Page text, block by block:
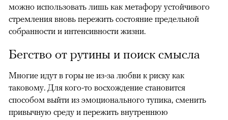
можно использовать лишь как метафору устойчивого
стремления вновь пережить состояние предельной
собранности и интенсивности жизни.
Бегство от рутины и поиск смысла
Многие идут в горы не из-за любви к риску как
таковому. Для кого-то восхождение становится
способом выйти из эмоционального тупика, сменить
привычную среду и пережить внутреннюю